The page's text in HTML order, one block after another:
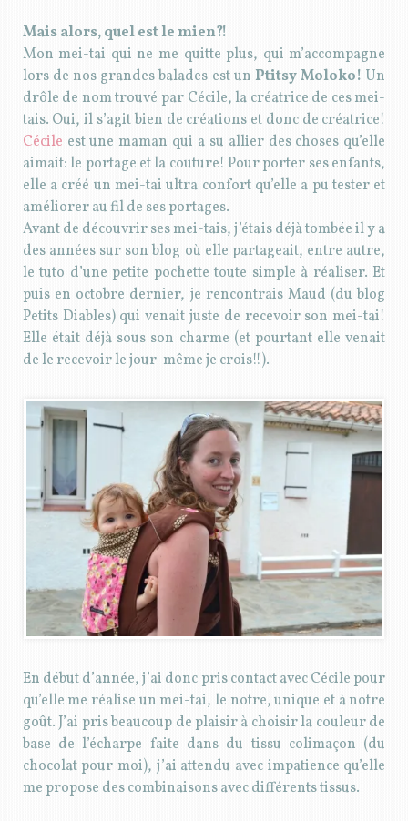
Mais alors, quel est le mien?!
Mon mei-tai qui ne me quitte plus, qui m’accompagne
lors de nos grandes balades est un Ptitsy Moloko! Un
drôle de nom trouvé par Cécile, la créatrice de ces mei-
tais. Oui, il s’agit bien de créations et donc de créatrice!
Cécile est une maman qui a su allier des choses qu’elle
aimait: le portage et la couture! Pour porter ses enfants,
elle a créé un mei-tai ultra confort qu’elle a pu tester et
améliorer au fil de ses portages.
Avant de découvrir ses mei-tais, j’étais déjà tombée il y a
des années sur son blog où elle partageait, entre autre,
le tuto d’une petite pochette toute simple à réaliser. Et
puis en octobre dernier, je rencontrais Maud (du blog
Petits Diables) qui venait juste de recevoir son mei-tai!
Elle était déjà sous son charme (et pourtant elle venait
de le recevoir le jour-même je crois!!).
En début d’année, j’ai donc pris contact avec Cécile pour
qu’elle me réalise un mei-tai, le notre, unique et à notre
goût. J’ai pris beaucoup de plaisir à choisir la couleur de
base de l’écharpe faite dans du tissu colimaçon (du
chocolat pour moi), j’ai attendu avec impatience qu’elle
me propose des combinaisons avec différents tissus.